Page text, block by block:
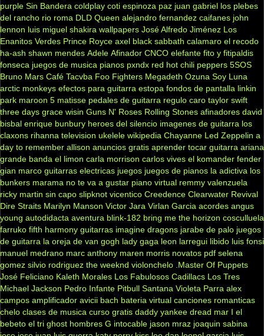
purple Sin Bandera coldplay coti espinoza paz juan gabriel los plebes
del rancho rio roma DLD Queen alejandro fernandez caifanes john
lennon luis miguel shakira wallpapers José Alfredo Jiménez Los
Enanitos Verdes Prince Royce axel black sabbath calamaro el recodo
ha-ash shawn mendes Adele Afinador CNCO elefante fito y fitipaldis
fonseca juegos de musica pianos pxndx red hot chili peppers 5SOS
Bruno Mars Café Tacvba Foo Fighters Megadeth Ozuna Soy Luna
arctic monkeys efectos para guitarra estopa fondos de pantalla linkin
park maroon 5 matisse pedales de guitarra regulo caro taylor swift
three days grace wisin Guns N' Roses Rolling Stones afinadores david
bisbal enrique bunbury heroes del silencio imagenes de guitarra los
claxons rihanna television ukelele wikipedia Chayanne Led Zeppelin a
day to remember allison anuncios gratis aprender tocar guitarra ariana
grande banda el limon carla morrison carlos vives el komander fender
gian marco guitarras electricas juegos juegos de pianos la adictiva los
bunkers marama no te va a gustar piano virtual remmy valenzuela
ricky martin sin capo slipknot vicentico Creedence Clearwater Revival
Dire Straits Marilyn Manson Victor Jara Virlan Garcia acordes angus
young autodidacta aventura blink-182 bring me the horizon cosculluela
farruko fifth harmony guitarras imagine dragons jarabe de palo juegos
de guitarra la oreja de van gogh lady gaga leon larregui libido luis fonsi
manuel medrano marc anthony maren morris novatos pdf selena
gomez silvio rodriguez the weeknd violonchelo .Master Of Puppets
José Feliciano Kaleth Morales Los Fabulosos Cadillacs Los Tres
Michael Jackson Pedro Infante Pitbull Santana Violeta Parra alex
campos amplificador avicii bach bateria virtual canciones romanticas
chelo clases de musica curso gratis daddy yankee dread mar I el
bebeto el tri ghost hombres G intocable jason mraz joaquin sabina